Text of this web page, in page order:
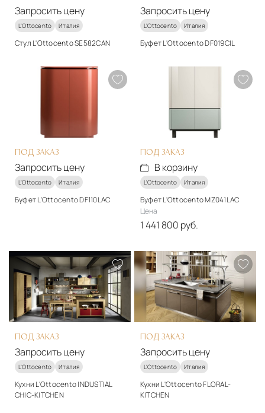
Запросить цену
L'Ottocento Италия
Стул L'Ottocento SE582CAN
арт-деко
Запросить цену
L'Ottocento Италия
Буфет L'Ottocento DF019CIL
классический
Запросить цену
ПОД ЗАКАЗ
Запросить цену
L'Ottocento Италия
Буфет L'Ottocento DF110LAC
Подробнее
Запросить цену
ПОД ЗАКАЗ
В корзину
L'Ottocento Италия
Буфет L'Ottocento MZ041LAC
Цена
1 441 800 руб.
арт-деко
Подробнее
В корзину
ПОД ЗАКАЗ
Запросить цену
L'Ottocento Италия
Кухни L'Ottocento INDUSTIAL
CHIC-KITCHEN
ПОД ЗАКАЗ
Запросить цену
L'Ottocento Италия
Кухни L'Ottocento FLORAL-
KITCHEN